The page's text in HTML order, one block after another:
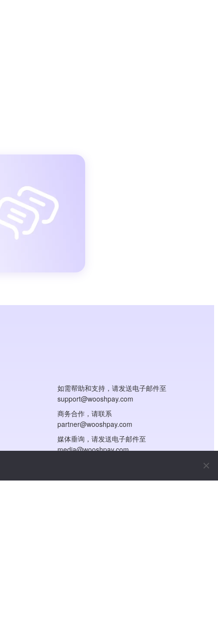
如需帮助和支持，请发送电子邮件至
support@wooshpay.com
商务合作，请联系
partner@wooshpay.com
媒体垂询，请发送电子邮件至
media@wooshpay.com